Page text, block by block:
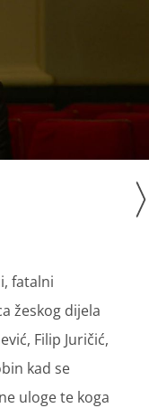
fatalni
žeskog dijela
Filip Juričić,
kad se
uloge te koga